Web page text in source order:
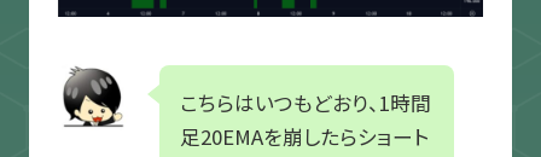
こちらはいつもどおり、1時間
足20EMAを崩したらショート